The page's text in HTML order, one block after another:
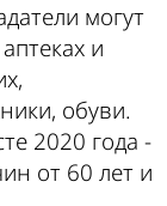
могут
и
обуви.
2020 года -
от 60 лет и